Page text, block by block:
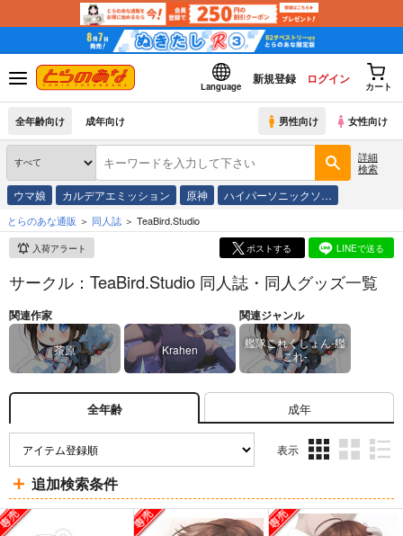
Language
新規登録 ログイン
カート
全年齢向け 成年向け 男性向け 女性向け
詳細
検索
ウマ娘 カルデアエミッション 原神 ハイパーソニックソ…
とらのあな通販 同人誌 TeaBird.Studio
入荷アラート ポストする LINEで送る
サークル：TeaBird.Studio 同人誌・同人グッズ一覧
関連作家
茶原 Krahen
関連ジャンル
艦隊これくしょん-艦
これ-
全年齢 成年
表示
ム
表
示
ム
表
示
ム
表
示
追加検索条件